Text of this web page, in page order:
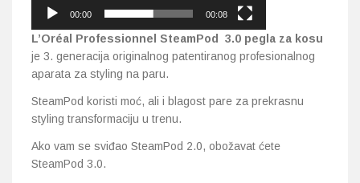
00:00 00:08
L’Oréal Professionnel SteamPod 3.0 pegla za kosu
je 3. generacija originalnog patentiranog profesionalnog
aparata za styling na paru.
SteamPod koristi moć, ali i blagost pare za prekrasnu
styling transformaciju u trenu.
Ako vam se sviđao SteamPod 2.0, obožavat ćete
SteamPod 3.0.